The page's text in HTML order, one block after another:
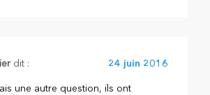
dit : 24 juin 2016
une autre question, ils ont